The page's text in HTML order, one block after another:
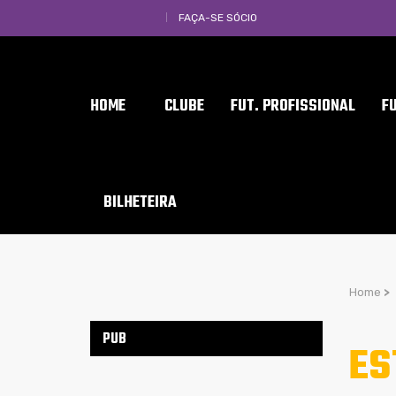
FAÇA-SE SÓCIO
HOME CLUBE FUT. PROFISSIONAL
BILHETEIRA
Home >
PUB